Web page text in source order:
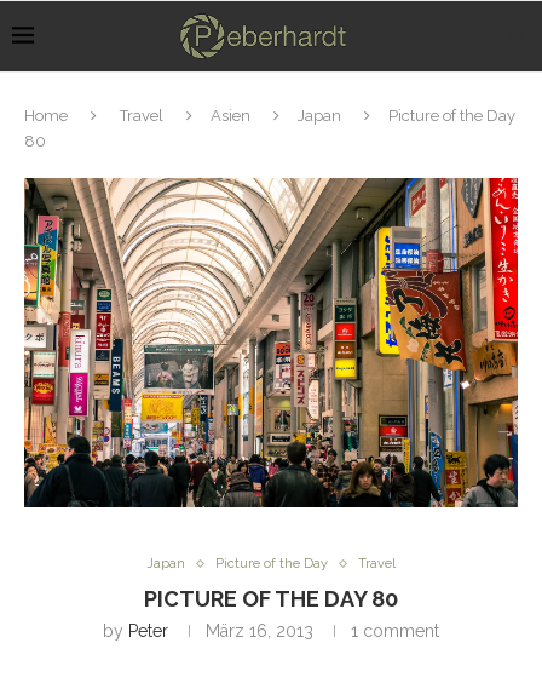
Home Travel Asien Japan
Picture of the Day
80
Japan Picture of the Day Travel
PICTURE OF THE DAY 80
by Peter März 16, 2013 1 comment